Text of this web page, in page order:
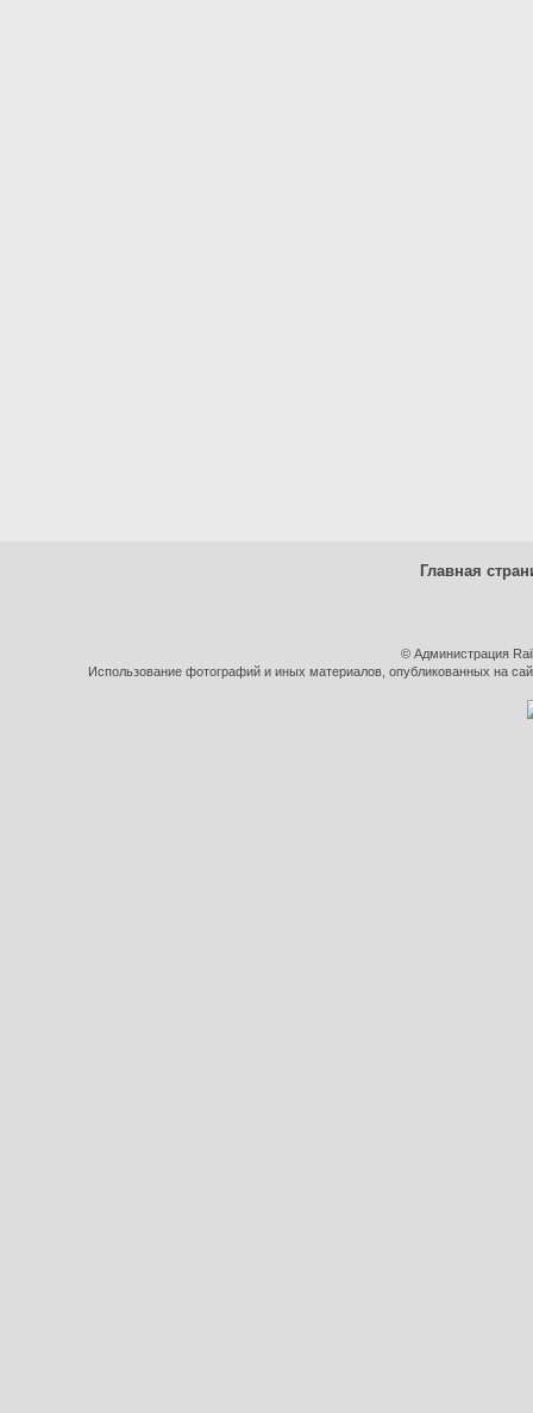
Главная
© Администрация
Использование фотографий и иных материалов, опубликованных на